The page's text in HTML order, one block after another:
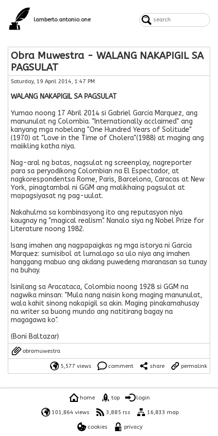
lamberto.antonio.one
Obra Muwestra - WALANG NAKAPIGIL SA
PAGSULAT
Saturday, 19 April 2014, 1:47 PM
WALANG NAKAPIGIL SA PAGSULAT
Yumao noong 17 Abril 2014 si Gabriel Garcia Marquez, ang
manunulat ng Colombia. "Internationally acclaimed" ang
kanyang mga nobelang "One Hundred Years of Solitude"
(1970) at "Love in the Time of Cholera"(1988) at maging ang
maiikling katha niya.
Nag-aral ng batas, nagsulat ng screenplay, nagreporter
para sa peryodikong Colombian na El Espectador, at
nagkorespondentsa Rome, Paris, Barcelona, Caracas at New
York, pinagtambal ni GGM ang malikhaing pagsulat at
mapagsiyasat ng pag-uulat.
Nakahulma sa kombinasyong ito ang reputasyon niya
kaugnay ng "magical realism". Nanalo siya ng Nobel Prize for
Literature noong 1982.
Isang imahen ang nagpapaigkas ng mga istorya ni Garcia
Marquez: sumisibol at lumalago sa ulo niya ang imahen
hanggang mabuo ang akdang puwedeng maranasan sa tunay
na buhay.
Isinilang sa Aracataca, Colombia noong 1928 si GGM na
nagwika minsan: "Mula nang naisin kong maging manunulat,
wala kahit sinong nakapigil sa akin. Maging pinakamahusay
na writer sa buong mundo ang natitirang bagay na
magagawa ko".
(Boni Baltazar)
obramuwestra
5,577 views comment share permalink
home top login
101,864 views 3,885 rss 16,833 map
cookies privacy